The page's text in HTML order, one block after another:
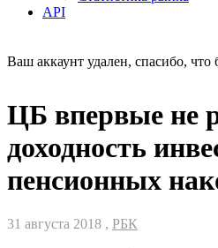
API
Ваш аккаунт удален, спасибо,
ЦБ впервые не
доходность
пенсионных
31 августа 2018 , РБК